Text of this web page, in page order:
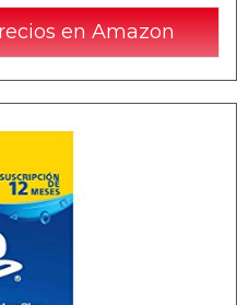
en Amazon